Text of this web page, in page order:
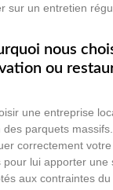
sur un entretien
nous
ou
une entreprise
parquets
correctement
lui apporter une
aux contraintes